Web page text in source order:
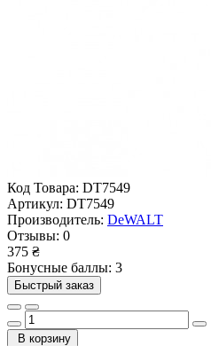
Код Товара: DT7549
Артикул: DT7549
Производитель: DeWALT
Отзывы: 0
375 ₴
Бонусные баллы: 3
Быстрый заказ
В корзину